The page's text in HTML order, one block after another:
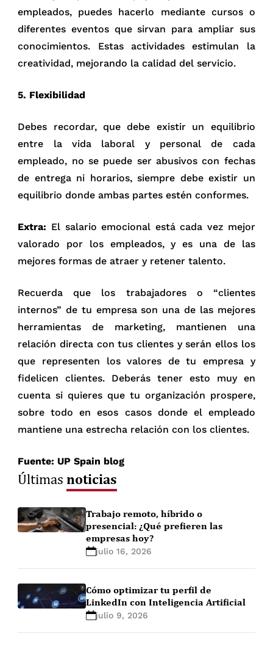
empleados, puedes hacerlo mediante cursos o
diferentes eventos que sirvan para ampliar sus
conocimientos. Estas actividades estimulan la
creatividad, mejorando la calidad del servicio.
5. Flexibilidad
Debes recordar, que debe existir un equilibrio
entre la vida laboral y personal de cada
empleado, no se puede ser abusivos con fechas
de entrega ni horarios, siempre debe existir un
equilibrio donde ambas partes estén conformes.
Extra: El salario emocional está cada vez mejor
valorado por los empleados, y es una de las
mejores formas de atraer y retener talento.
Recuerda que los trabajadores o “clientes
internos” de tu empresa son una de las mejores
herramientas de marketing, mantienen una
relación directa con tus clientes y serán ellos los
que representen los valores de tu empresa y
fidelicen clientes. Deberás tener esto muy en
cuenta si quieres que tu organización prospere,
sobre todo en esos casos donde el empleado
mantiene una estrecha relación con los clientes.
Fuente: UP Spain blog
Últimasnoticias
Trabajo remoto, híbrido o
presencial: ¿Qué prefieren las
empresas hoy?
julio 16, 2026
Cómo optimizar tu perfil de
LinkedIn con Inteligencia Artificial
julio 9, 2026